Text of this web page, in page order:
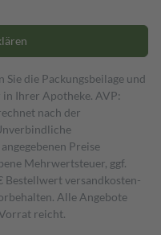
die Packungsbeilage und
Ihrer Apotheke. AVP:
nach der
Preise
Mehrwertsteuer, ggf.
Bestell­wert versand­kosten­
Alle Angebote
reicht.